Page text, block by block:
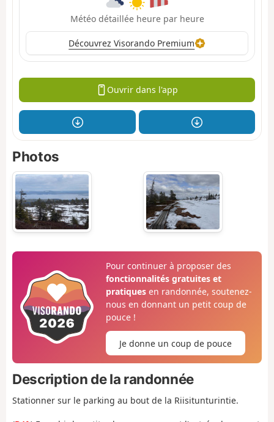
Météo détaillée heure par heure
Découvrez Visorando Premium
Ouvrir dans l'app
Photos
Pour continuer à proposer des
fonctionnalités gratuites et
pratiquesen randonnée, soutenez-
nous en donnant un petit coup de
pouce !
Je donne un coup de pouce
Description de la randonnée
Stationner sur le parking au bout de la Riisitunturintie.